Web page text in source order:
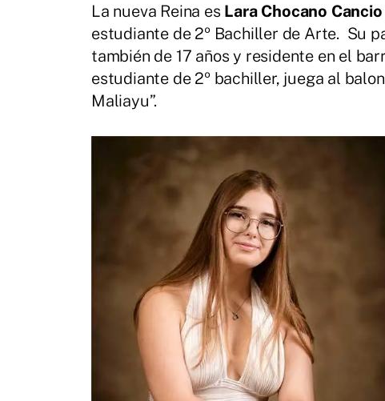
La nueva Reina es Lara Chocano Cancio
estudiante de 2º Bachiller de Arte. Su
también de 17 años y residente en el
estudiante de 2º bachiller, juega al
Maliayu”.